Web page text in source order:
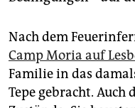
Nach dem
Camp Moria auf
Familie in das
Tepe gebracht.